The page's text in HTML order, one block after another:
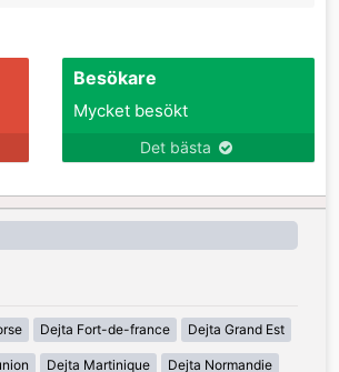
Besökare
Mycket besökt
Det bästa
Dejta Fort-de-france Dejta Grand Est
Dejta Martinique Dejta Normandie